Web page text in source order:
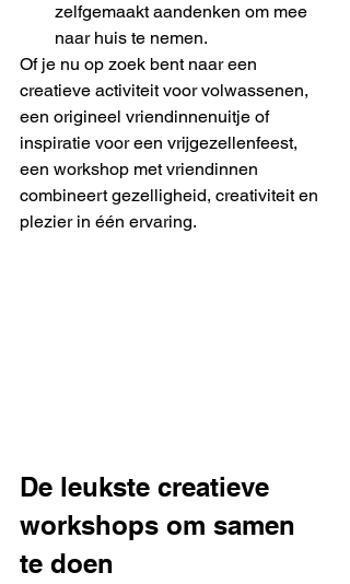
zelfgemaakt aandenken om mee
naar huis te nemen.
Of je nu op zoek bent naar een
creatieve activiteit voor volwassenen,
een origineel vriendinnenuitje of
inspiratie voor een vrijgezellenfeest,
een workshop met vriendinnen
combineert gezelligheid, creativiteit en
plezier in één ervaring.
De leukste creatieve
workshops om samen
te doen